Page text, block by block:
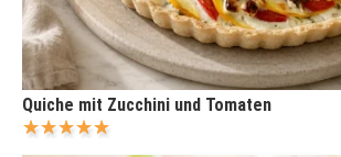
Quiche mit Zucchini und Tomaten